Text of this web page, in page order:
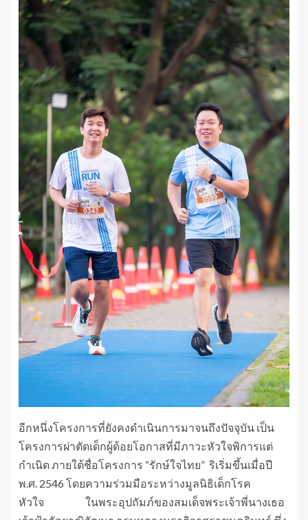
อีกหนึ่งโครงการที่ยังคงดำเนินการมาจนถึงปัจจุบัน เป็น
โครงการผ่าตัดเด็กผู้ด้อยโอกาสที่มีภาวะหัวใจพิการแต่
กำเนิด ภายใต้ชื่อโครงการ “รักษ์ใจไทย” ริเริ่มขึ้นเมื่อปี
พ.ศ. 2546 โดยความร่วมมือระหว่างมูลนิธิเด็กโรค
หัวใจ ในพระอุปถัมภ์ของสมเด็จพระเจ้าพี่นางเธอ